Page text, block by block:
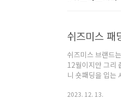
쉬즈미스 패
쉬즈미스 브랜드
12월이지만 그리
니 숏패딩을 입는
나오므로 편안하
2023. 12. 13.